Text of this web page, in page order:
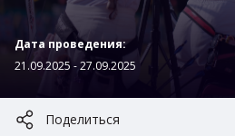
Дата проведения:
21.09.2025 - 27.09.2025
Поделиться